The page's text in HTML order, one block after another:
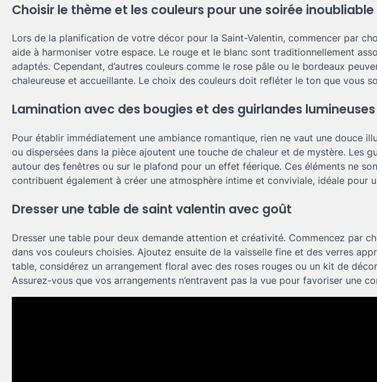
Choisir le thème et les couleurs pour une soirée inoubliable
Lors de la planification de votre décor pour la Saint-Valentin, commencer par
aide à harmoniser votre espace. Le rouge et le blanc sont traditionnellement
adaptés. Cependant, d’autres couleurs comme le rose pâle ou le bordeaux
chaleureuse et accueillante. Le choix des couleurs doit refléter le ton que vous
Lamination avec des bougies et des guirlandes lumineuses
Pour établir immédiatement une ambiance romantique, rien ne vaut une douce
ou dispersées dans la pièce ajoutent une touche de chaleur et de mystère. Les
autour des fenêtres ou sur le plafond pour un effet féerique. Ces éléments ne
contribuent également à créer une atmosphère intime et conviviale, idéale pour
Dresser une table de saint valentin avec goût
Dresser une table pour deux demande attention et créativité. Commencez par
dans vos couleurs choisies. Ajoutez ensuite de la vaisselle fine et des verres
table, considérez un arrangement floral avec des roses rouges ou un kit de
Assurez-vous que vos arrangements n’entravent pas la vue pour favoriser une